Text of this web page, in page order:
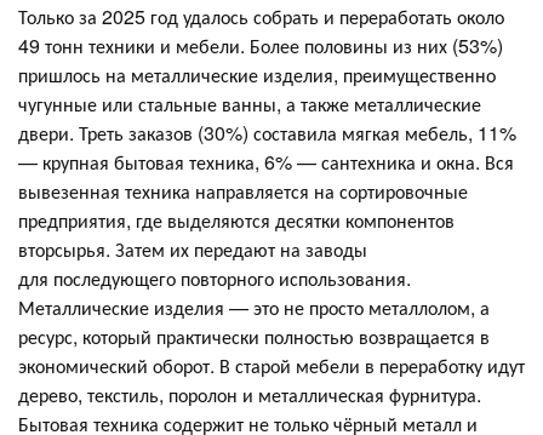
Только за 2025 год удалось собрать и переработать около
49 тонн техники и мебели. Более половины из них (53%)
пришлось на металлические изделия, преимущественно
чугунные или стальные ванны, а также металлические
двери. Треть заказов (30%) составила мягкая мебель, 11%
— крупная бытовая техника, 6% — сантехника и окна. Вся
вывезенная техника направляется на сортировочные
предприятия, где выделяются десятки компонентов
вторсырья. Затем их передают на заводы
для последующего повторного использования.
Металлические изделия — это не просто металлолом, а
ресурс, который практически полностью возвращается в
экономический оборот. В старой мебели в переработку идут
дерево, текстиль, поролон и металлическая фурнитура.
Бытовая техника содержит не только чёрный металл и